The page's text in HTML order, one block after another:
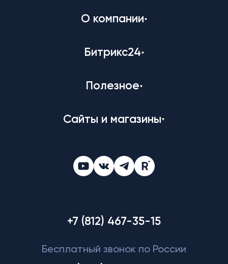
О компании
Битрикс24
Полезное
Сайты и магазины
+7 (812) 467-35-15
Бесплатный звонок по России